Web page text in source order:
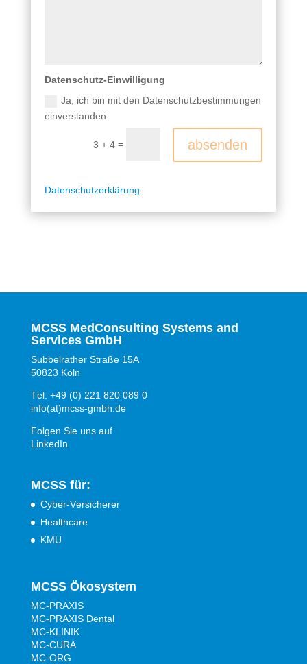
Datenschutz-Einwilligung
Ja, ich bin mit den Datenschutzbestimmungen
einverstanden.
3 + 4 = absenden
n
Datenschutzerklärung
MCSS MedConsulting Systems and
Services GmbH
Subbelrather Straße 15A
50823 Köln
Tel: +49 (0) 221 820 089 0
info(at)mcss-gmbh.de
Folgen Sie uns auf
LinkedIn
MCSS für:
Cyber-Versicherer
Healthcare
KMU
MCSS Ökosystem
MC-PRAXIS
MC-PRAXIS Dental
MC-KLINIK
MC-CURA
MC-ORG